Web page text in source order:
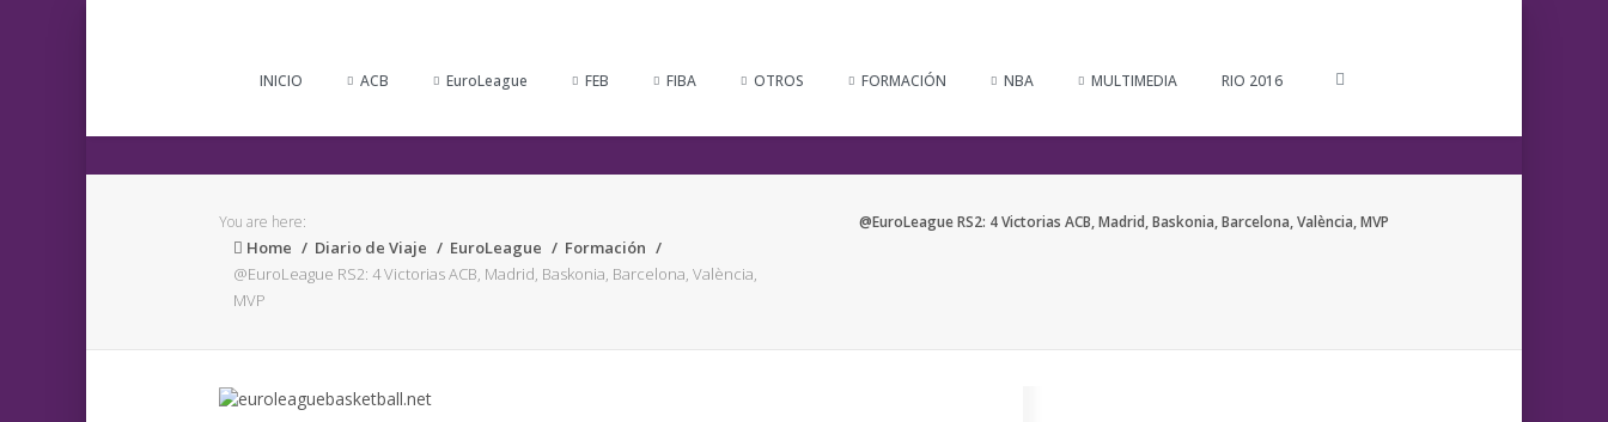
INICIO ACB EuroLeague FEB FIBA OTROS FORMACIÓN NBA MULTIMEDIA RIO 2016
You are here:
Home Diario de Viaje EuroLeague
Formación
@EuroLeague RS2: 4 Victorias ACB, Madrid, Baskonia, Barcelona, València,
MVP
@EuroLeague RS2: 4 Victorias ACB, Madrid, Baskonia, Barcelona, València, MVP